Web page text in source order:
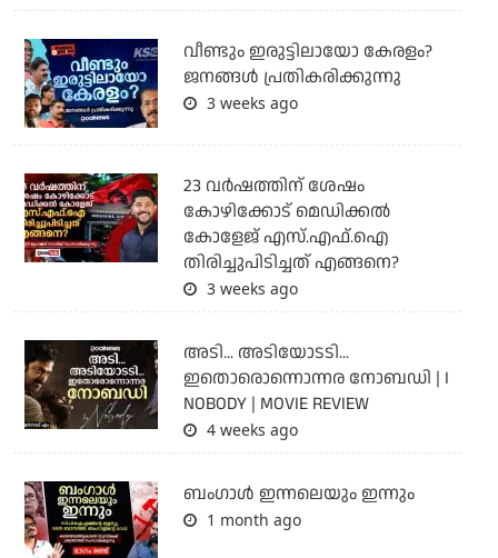
വീണ്ടും ഇരുട്ടിലായോ കേരളം?
ജനങ്ങൾ പ്രതികരിക്കുന്നു
3 weeks ago
23 വർഷത്തിന് ശേഷം
കോഴിക്കോട് മെഡിക്കൽ
കോളേജ് എസ്.എഫ്.ഐ
തിരിച്ചുപിടിച്ചത് എങ്ങനെ?
3 weeks ago
അടി... അടിയോടടി...
ഇതൊരൊന്നൊന്നര നോബഡി | I
NOBODY | MOVIE REVIEW
4 weeks ago
ബംഗാള്‍ ഇന്നലെയും ഇന്നും
1 month ago